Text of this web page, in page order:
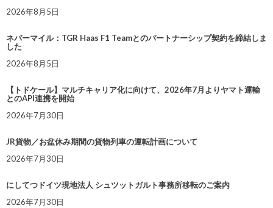
2026年8月5日
ネバーマイル：TGR Haas F1 Teamとのパートナーシップ契約を締結しま
した
2026年8月5日
【トドケール】マルチキャリア化に向けて、2026年7月よりヤマト運輸
とのAPI連携を開始
2026年7月30日
JR貨物／お盆休み期間の貨物列車の運転計画について
2026年7月30日
にしてつドイツ現地法人 シュツットガルト事務所移転のご案内
2026年7月30日